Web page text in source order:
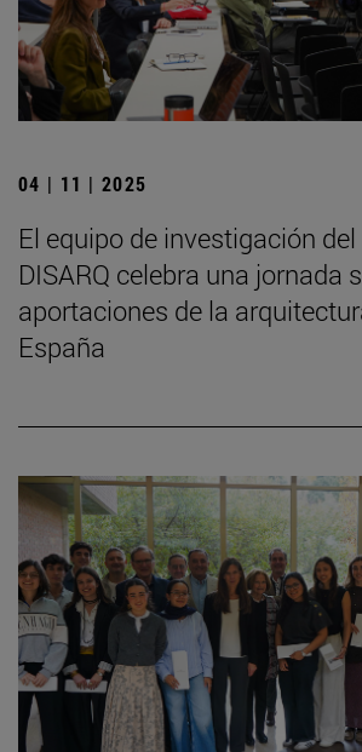
04 | 11 | 2025
El equipo de investigación
DISARQ celebra una jornada
aportaciones de la
España